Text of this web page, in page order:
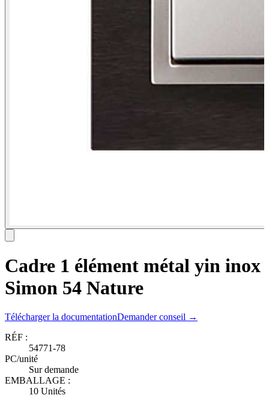
Cadre 1 élément métal yin inox
Simon 54 Nature
Télécharger la documentationDemander conseil →
RÉF :
54771-78
PC/unité
Sur demande
EMBALLAGE :
10 Unités